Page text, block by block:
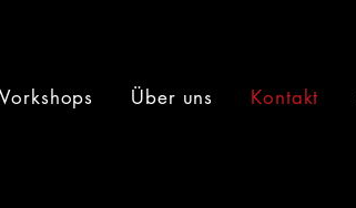
Über uns Kontakt